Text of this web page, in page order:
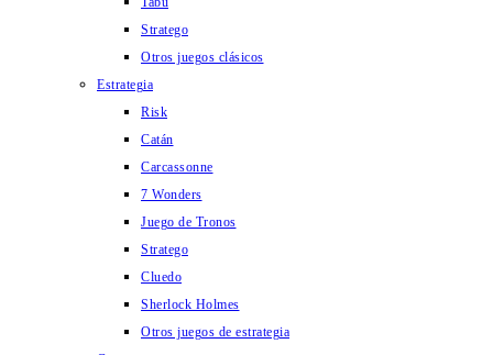
Stratego
Otros juegos clásicos
Estrategia
Risk
Catán
Carcassonne
7 Wonders
Juego de Tronos
Stratego
Cluedo
Sherlock Holmes
Otros juegos de estrategia